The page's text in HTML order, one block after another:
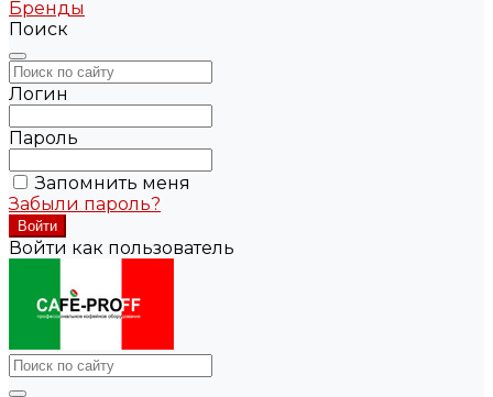
Бренды
Поиск
Логин
Пароль
Запомнить меня
Забыли пароль?
Войти как пользователь